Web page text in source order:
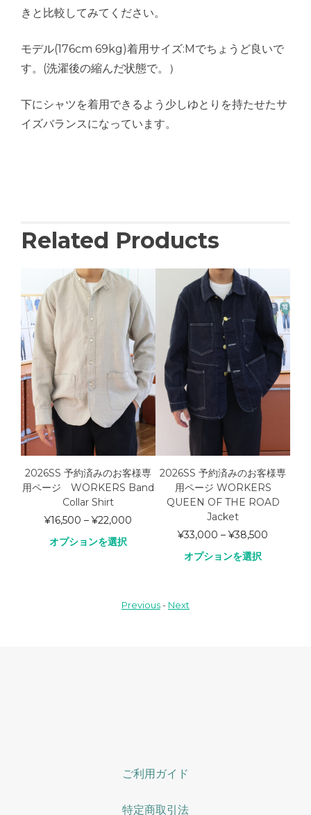
きと比較してみてください。
モデル(176cm 69kg)着用サイズ:Mでちょうど良いで
す。(洗濯後の縮んだ状態で。）
下にシャツを着用できるよう少しゆとりを持たせたサ
イズバランスになっています。
Related Products
2026SS 予約済みのお客様専
用ページ WORKERS Band
Collar Shirt
¥16,500 –¥22,000
オプションを選択
2026SS 予約済みのお客様専
用ページ WORKERS
QUEEN OF THE ROAD
Jacket
¥33,000 –¥38,500
オプションを選択
Previous- Next
ご利用ガイド
特定商取引法